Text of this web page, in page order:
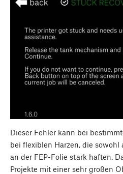
Dieser Fehler kann bei
bei flexiblen Harzen, die sowohl
an der FEP-Folie stark haften.
Projekte mit einer sehr großen